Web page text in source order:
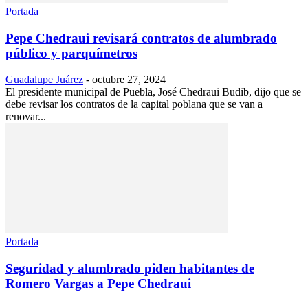
Portada
Pepe Chedraui revisará contratos de alumbrado
público y parquímetros
Guadalupe Juárez - octubre 27, 2024
El presidente municipal de Puebla, José Chedraui Budib, dijo que se
debe revisar los contratos de la capital poblana que se van a
renovar...
Portada
Seguridad y alumbrado piden habitantes de
Romero Vargas a Pepe Chedraui